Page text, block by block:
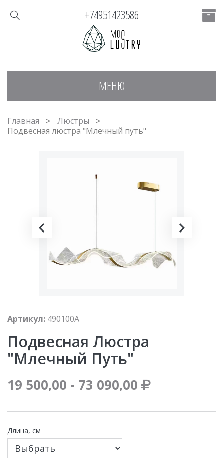
МЕНЮ
+74951423586
Главная
Люстры
Подвесная люстра "Млечный путь"
Артикул: 490100A
Подвесная Люстра
"Млечный Путь"
19 500,00 - 73 090,00
Длина, см